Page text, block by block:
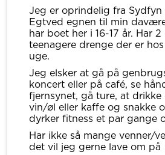
Jeg er oprindelig fra
Egtved egnen til min
har boet her i 16-17 år. Har
teenagere drenge der er
uge.
Jeg elsker at gå på
koncert eller på café, se
fjernsynet, gå ture, at
vin/øl eller kaffe og snakke
dyrker fitness et par gange
Har ikke så mange venner/
det vil jeg gerne lave om på